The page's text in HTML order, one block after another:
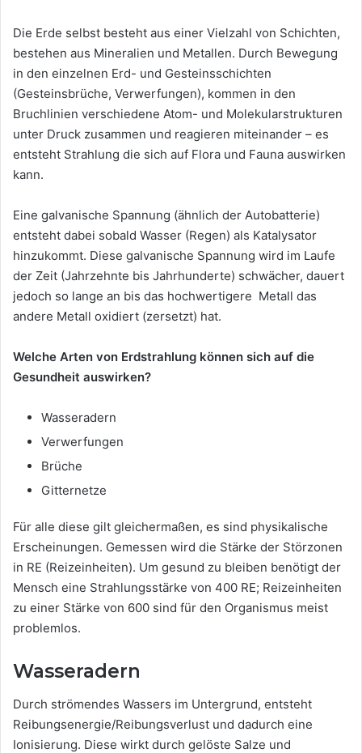
Die Erde selbst besteht aus einer Vielzahl von Schichten,
bestehen aus Mineralien und Metallen. Durch Bewegung
in den einzelnen Erd- und Gesteinsschichten
(Gesteinsbrüche, Verwerfungen), kommen in den
Bruchlinien verschiedene Atom- und Molekularstrukturen
unter Druck zusammen und reagieren miteinander – es
entsteht Strahlung die sich auf Flora und Fauna auswirken
kann.
Eine galvanische Spannung (ähnlich der Autobatterie)
entsteht dabei sobald Wasser (Regen) als Katalysator
hinzukommt. Diese galvanische Spannung wird im Laufe
der Zeit (Jahrzehnte bis Jahrhunderte) schwächer, dauert
jedoch so lange an bis das hochwertigere Metall das
andere Metall oxidiert (zersetzt) hat.
Welche Arten von Erdstrahlung können sich auf die
Gesundheit auswirken?
Wasseradern
Verwerfungen
Brüche
Gitternetze
Für alle diese gilt gleichermaßen, es sind physikalische
Erscheinungen. Gemessen wird die Stärke der Störzonen
in RE (Reizeinheiten). Um gesund zu bleiben benötigt der
Mensch eine Strahlungsstärke von 400 RE; Reizeinheiten
zu einer Stärke von 600 sind für den Organismus meist
problemlos.
Wasseradern
Durch strömendes Wassers im Untergrund, entsteht
Reibungsenergie/Reibungsverlust und dadurch eine
Ionisierung. Diese wirkt durch gelöste Salze und